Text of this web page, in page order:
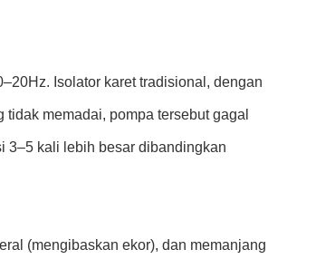
Isolator karet tradisional, dengan
memadai, pompa tersebut gagal
3–5 kali lebih besar dibandingkan
(mengibaskan ekor), dan memanjang